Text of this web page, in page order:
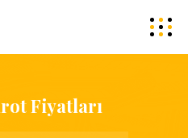
Fiyatları